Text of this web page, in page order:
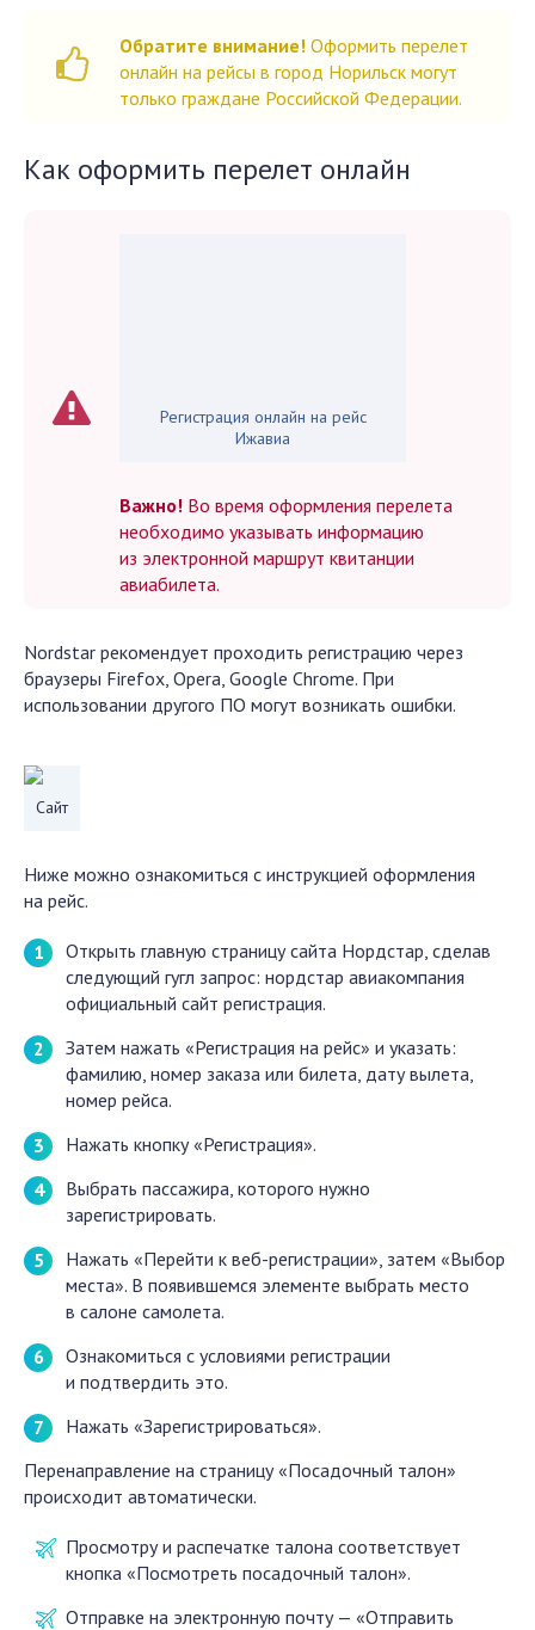
Обратите внимание! Оформить перелет
онлайн на рейсы в город Норильск могут
только граждане Российской Федерации.
Как оформить перелет онлайн
Регистрация онлайн на рейс
Ижавиа
Важно! Во время оформления перелета
необходимо указывать информацию
из электронной маршрут квитанции
авиабилета.
Nordstar рекомендует проходить регистрацию через
браузеры Firefox, Opera, Google Chrome. При
использовании другого ПО могут возникать ошибки.
Сайт
Ниже можно ознакомиться с инструкцией оформления
на рейс.
Открыть главную страницу сайта Нордстар, сделав
следующий гугл запрос: нордстар авиакомпания
официальный сайт регистрация.
Затем нажать «Регистрация на рейс» и указать:
фамилию, номер заказа или билета, дату вылета,
номер рейса.
Нажать кнопку «Регистрация».
Выбрать пассажира, которого нужно
зарегистрировать.
Нажать «Перейти к веб-регистрации», затем «Выбор
места». В появившемся элементе выбрать место
в салоне самолета.
Ознакомиться с условиями регистрации
и подтвердить это.
Нажать «Зарегистрироваться».
Перенаправление на страницу «Посадочный талон»
происходит автоматически.
Просмотру и распечатке талона соответствует
кнопка «Посмотреть посадочный талон».
Отправке на электронную почту — «Отправить